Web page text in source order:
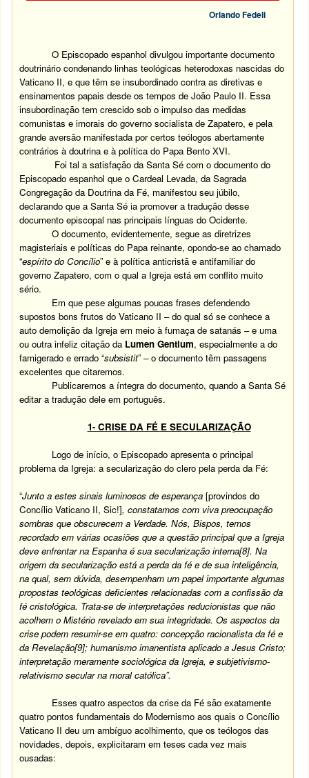
Orlando Fedeli
O Episcopado espanhol divulgou importante documento
doutrinário condenando linhas teológicas heterodoxas nascidas do
Vaticano II, e que têm se insubordinado contra as diretivas e
ensinamentos papais desde os tempos de João Paulo II. Essa
insubordinação tem crescido sob o impulso das medidas
comunistas e imorais do governo socialista de Zapatero, e pela
grande aversão manifestada por certos teólogos abertamente
contrários à doutrina e à política do Papa Bento XVI.
Foi tal a satisfação da Santa Sé com o documento do
Episcopado espanhol que o Cardeal Levada, da Sagrada
Congregação da Doutrina da Fé, manifestou seu júbilo,
declarando que a Santa Sé ia promover a tradução desse
documento episcopal nas principais línguas do Ocidente.
O documento, evidentemente, segue as diretrizes
magisteriais e políticas do Papa reinante, opondo-se ao chamado
“espírito do Concílio” e à política anticristã e antifamiliar do
governo Zapatero, com o qual a Igreja está em conflito muito
sério.
Em que pese algumas poucas frases defendendo
supostos bons frutos do Vaticano II – do qual só se conhece a
auto demolição da Igreja em meio à fumaça de satanás – e uma
ou outra infeliz citação da Lumen Gentium, especialmente a do
famigerado e errado “subsistit” – o documento têm passagens
excelentes que citaremos.
Publicaremos a íntegra do documento, quando a Santa Sé
editar a tradução dele em português.
1- CRISE DA FÉ E SECULARIZAÇÃO
Logo de início, o Episcopado apresenta o principal
problema da Igreja: a secularização do clero pela perda da Fé:
“Junto a estes sinais luminosos de esperança [provindos do
Concílio Vaticano II, Sic!], constatamos com viva preocupação
sombras que obscurecem a Verdade. Nós, Bispos, temos
recordado em várias ocasiões que a questão principal que a Igreja
deve enfrentar na Espanha é sua secularização interna[8]. Na
origem da secularização está a perda da fé e de sua inteligência,
na qual, sem dúvida, desempenham um papel importante algumas
propostas teológicas deficientes relacionadas com a confissão da
fé cristológica. Trata-se de interpretações reducionistas que não
acolhem o Mistério revelado em sua integridade. Os aspectos da
crise podem resumir-se em quatro: concepção racionalista da fé e
da Revelação[9]; humanismo imanentista aplicado a Jesus Cristo;
interpretação meramente sociológica da Igreja, e subjetivismo-
relativismo secular na moral católica”.
Esses quatro aspectos da crise da Fé são exatamente
quatro pontos fundamentais do Modernismo aos quais o Concílio
Vaticano II deu um ambíguo acolhimento, que os teólogos das
novidades, depois, explicitaram em teses cada vez mais
ousadas: